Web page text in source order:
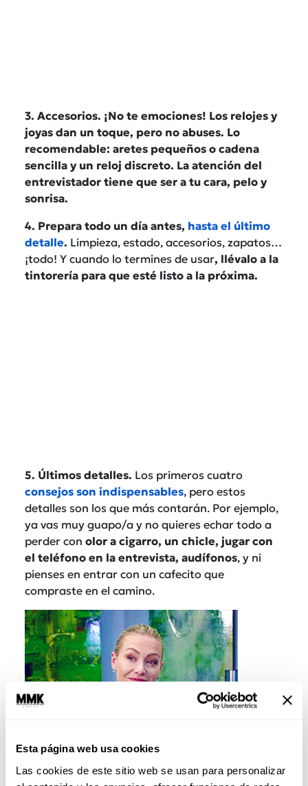
Esta página web usa cookies
Las cookies de este sitio web se usan para personalizar
3. Accesorios. ¡No te emociones! Los relojes y
joyas dan un toque, pero no abuses. Lo
recomendable: aretes pequeños o cadena
sencilla y un reloj discreto. La atención del
entrevistador tiene que ser a tu cara, pelo y
sonrisa.
4. Prepara todo un día antes, hasta el último
detalle. Limpieza, estado, accesorios, zapatos…
¡todo! Y cuando lo termines de usar, llévalo a la
tintorería para que esté listo a la próxima.
5. Últimos detalles. Los primeros cuatro
consejos son indispensables, pero estos
detalles son los que más contarán. Por ejemplo,
ya vas muy guapo/a y no quieres echar todo a
perder con olor a cigarro, un chicle, jugar con
el teléfono en la entrevista, audífonos, y ni
pienses en entrar con un cafecito que
compraste en el camino.